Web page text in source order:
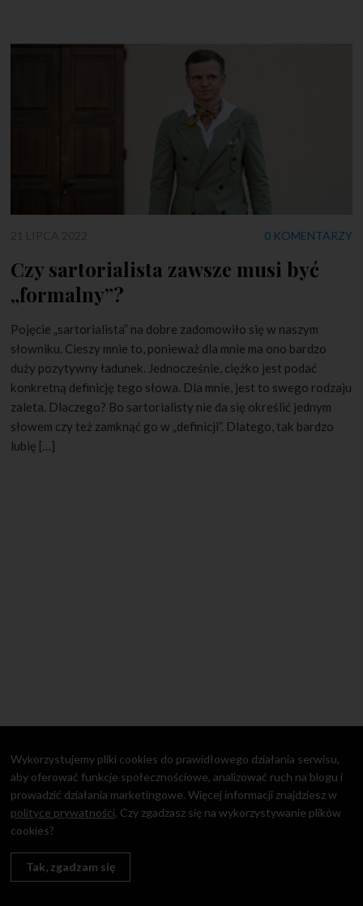
0 KOMENTARZY
Czy sartorialista zawsze musi być
„formalny”?
Pojęcie „sartorialista” na dobre zadomowiło się w naszym
słowniku. Cieszy mnie to, ponieważ dla mnie ma ono bardzo
duży pozytywny ładunek. Jednocześnie, ciężko jest podać
konkretną definicję tego słowa. Dla mnie, jest to swego rodzaju
zaleta. Dlaczego? Bo sartorialisty nie da się określić jednym
słowem czy też zamknąć go w „definicji”. Dlatego, tak bardzo
lubię […]
Wykorzystujemy pliki cookies do prawidłowego działania serwisu,
aby oferować funkcje społecznościowe, analizować ruch na blogu i
prowadzić działania marketingowe. Więcej informacji znajdziesz w
polityce prywatności. Czy zgadzasz się na wykorzystywanie plików
cookies?
Tak, zgadzam się